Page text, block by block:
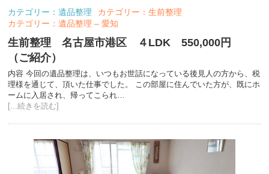
カテゴリー：遺品整理
カテゴリー：生前整理
カテゴリー：遺品整理 – 愛知
生前整理 名古屋市港区 ４LDK 550,000円
（ご紹介）
内容 今回の遺品整理は、いつもお世話になっている後見人の方から、税
理様を通じて、頂いた仕事でした。 この部屋に住んでいた方が、既にホ
ームに入居され、帰ってこられ…
[...続きを読む]